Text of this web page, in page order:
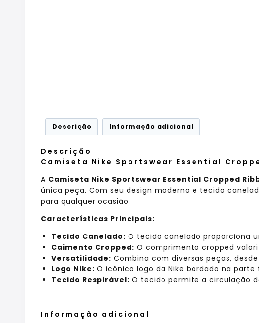
Descrição Informação adicional
Descrição
Camiseta Nike Sportswear Essential
A Camiseta Nike Sportswear Essential Cropped
única peça. Com seu design moderno e tecido
para qualquer ocasião.
Características Principais:
Tecido Canelado: O tecido canelado proporciona
Caimento Cropped: O comprimento cropped
Versatilidade: Combina com diversas peças,
Logo Nike: O icônico logo da Nike bordado na
Tecido Respirável: O tecido permite a circulação
Informação adicional